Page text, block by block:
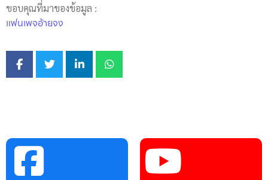
ขอบคุณที่มาของข้อมูล :
แฟนเพจอ้ายจง